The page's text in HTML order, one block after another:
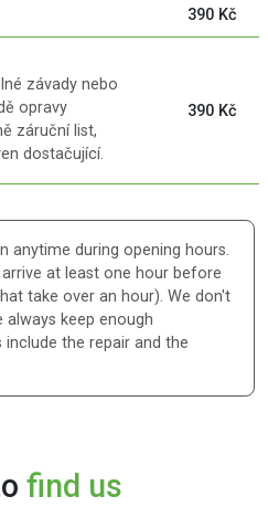
390 Kč
závady nebo
opravy
záruční list,
dostačující.
390 Kč
anytime during opening hours.
at least one hour before
take over an hour). We don't
keep enough
the repair and the
find us